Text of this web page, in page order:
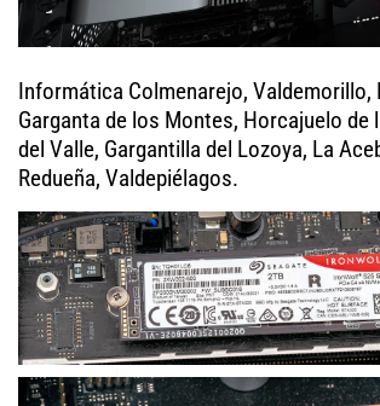
Informática Colmenarejo, Valdemorillo,
Garganta de los Montes, Horcajuelo de
del Valle, Gargantilla del Lozoya, La
Redueña, Valdepiélagos.